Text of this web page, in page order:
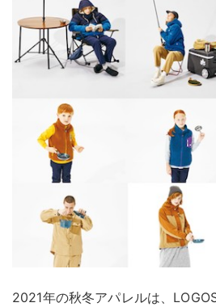
2021年の秋冬アパレルは、